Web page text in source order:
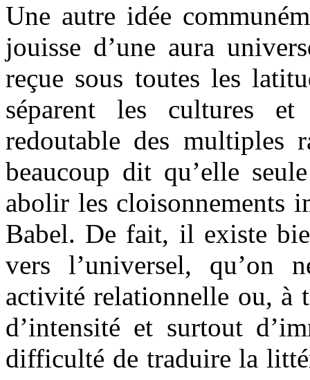
Une autre idée
jouisse d’une aura
reçue sous toutes les
séparent les cultures
redoutable des multiples
beaucoup dit qu’elle
abolir les cloisonnements
Babel. De fait, il existe
vers l’universel, qu’on
activité relationnelle ou, à
d’intensité et surtout
difficulté de traduire la